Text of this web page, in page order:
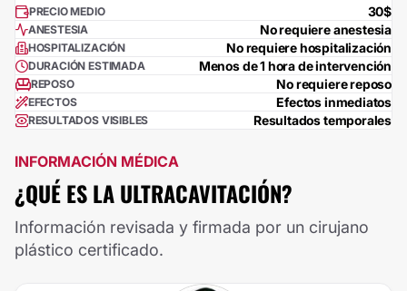
PRECIO MEDIO 30$
ANESTESIA No requiere anestesia
HOSPITALIZACIÓN No requiere hospitalización
DURACIÓN ESTIMADA Menos de 1 hora de intervención
REPOSO No requiere reposo
EFECTOS Efectos inmediatos
RESULTADOS VISIBLES Resultados temporales
INFORMACIÓN MÉDICA
¿QUÉ ES LA ULTRACAVITACIÓN?
Información revisada y firmada por un cirujano
plástico certificado.